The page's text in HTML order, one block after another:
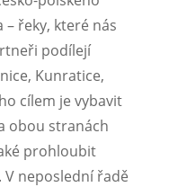
– řeky, které nás
podílejí
Kunratice,
cílem je vybavit
obou stranách
prohloubit
neposlední řadě